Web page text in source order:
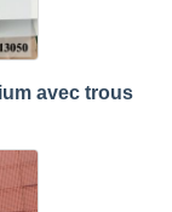
avec trous